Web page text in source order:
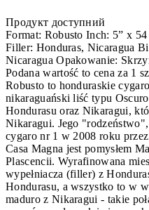
Продукт доступний
Format: Robusto Inch: 5” x
Filler: Honduras, Nicaragua
Nicaragua Opakowanie:
Podana wartość to cena za 1
Robusto to honduraskie
nikaraguański liść typu
Hondurasu oraz Nikaragui,
Nikaragui. Jego "rodzeństwo",
cygaro nr 1 w 2008 roku
Casa Magna jest pomysłem
Plascencii. Wyrafinowana
wypełniacza (filler) z
Hondurasu, a wszystko to w
maduro z Nikaragui - takie